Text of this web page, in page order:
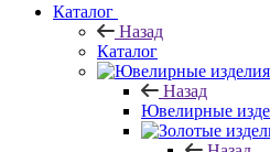
Каталог
Назад
Каталог
Назад
Ювелирные